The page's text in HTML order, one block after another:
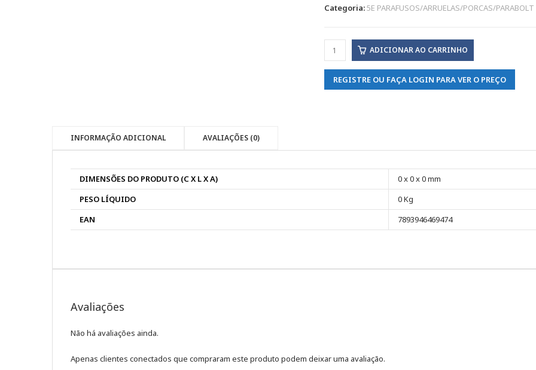
Categoria:5E PARAFUSOS/ARRUELAS/PORCAS/PARABOLT
ADICIONAR AO CARRINHO
REGISTRE OU FAÇA LOGIN PARA VER O PREÇO
INFORMAÇÃO ADICIONAL AVALIAÇÕES (0)
DIMENSÕES DO PRODUTO (C X L X A)
0 x 0 x 0 mm
PESO LÍQUIDO
0 Kg
EAN
7893946469474
Avaliações
Não há avaliações ainda.
Apenas clientes conectados que compraram este produto podem deixar uma avaliação.